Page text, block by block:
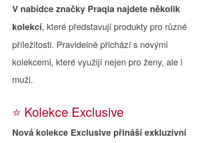
V nabídce značky Praqia najdete několik
kolekcí, které představují produkty pro různé
příležitosti. Pravidelně přichází s novými
kolekcemi, které využijí nejen pro ženy, ale i
muži.
⭐️ Kolekce Exclusive
Nová kolekce Exclusive přináší exkluzivní